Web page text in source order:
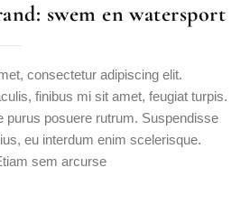
swem en watersport
consectetur adipiscing elit.
finibus mi sit amet, feugiat turpis.
purus posuere rutrum. Suspendisse
eu interdum enim scelerisque.
sem arcurse